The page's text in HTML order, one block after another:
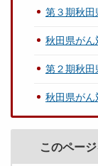
第３期秋田
秋田県がん
第２期秋田
秋田県がん
このペー